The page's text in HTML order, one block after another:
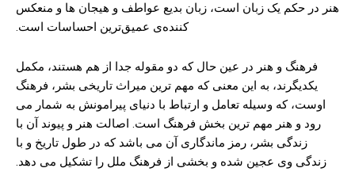
هنر در حکم یک زبان است، زبان بدیع عواطف و هیجان ها و منعکس
کننده‌ی عمیق‌ترین احساسات است.
فرهنگ و هنر در عین حال که دو مقوله جدا از هم هستند، مکمل
یکدیگرند، به این معنی که مهم ترین میراث تاریخی بشر، فرهنگ
اوست، که وسیله تعامل و ارتباط با دنیای پیرامونش به شمار می
رود و هنر مهم ترین بخش فرهنگ است. اصالت هنر و پیوند آن با
زندگی بشر، رمز ماندگاری آن می باشد که در طول تاریخ و با
زندگی وی عجین شده و بخشی از فرهنگ ملل را تشکیل می دهد.